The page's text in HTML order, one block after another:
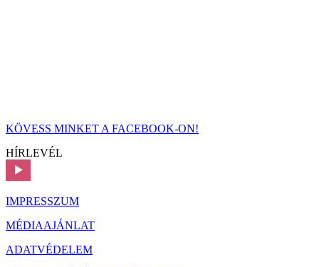
KÖVESS MINKET A FACEBOOK-ON!
HÍRLEVÉL
IMPRESSZUM
MÉDIAAJÁNLAT
ADATVÉDELEM